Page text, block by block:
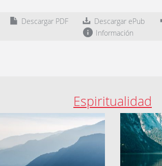
Descargar PDF Descargar ePub
Información
Espiritualidad